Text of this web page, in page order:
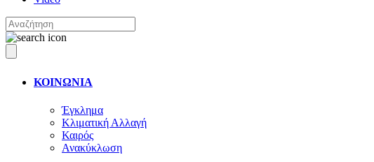
ΚΟΙΝΩΝΙΑ
Έγκλημα
Κλιματική Αλλαγή
Καιρός
Ανακύκλωση